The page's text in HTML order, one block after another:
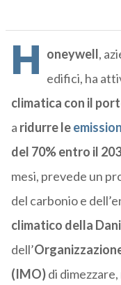
H oneywell,
edifici, ha
climatica con il
a ridurre le
del 70% entro il
mesi, prevede un
del carbonio e
climatico della
dell’
(IMO)di dimezzare,